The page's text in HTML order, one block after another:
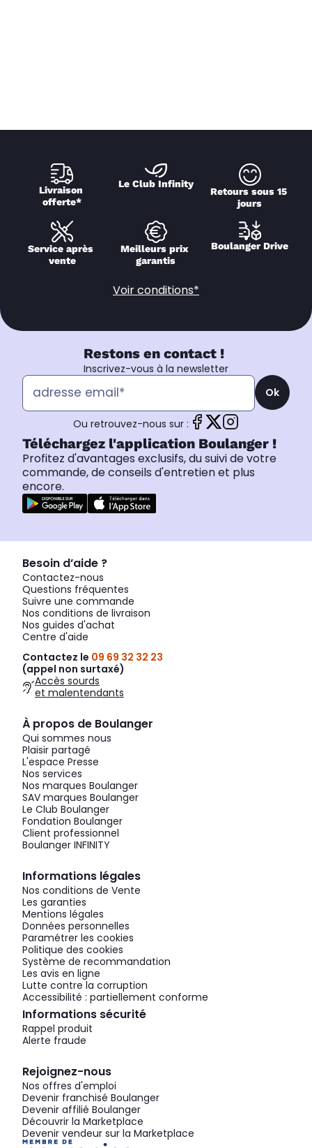
Livraison
offerte*
Le Club Infinity
Retours sous 15
jours
Service après
vente
Meilleurs prix
garantis
Boulanger Drive
Voir conditions*
Restons en contact !
Inscrivez-vous à la newsletter
Ok
Ou retrouvez-nous sur :
Téléchargez l'application Boulanger !
Profitez d'avantages exclusifs, du suivi de votre
commande, de conseils d'entretien et plus
encore.
Besoin d’aide ?
Contactez-nous
Questions fréquentes
Suivre une commande
Nos conditions de livraison
Nos guides d'achat
Centre d'aide
Contactez le 09 69 32 32 23
(appel non surtaxé)
Accès sourds
et malentendants
À propos de Boulanger
Qui sommes nous
Plaisir partagé
L'espace Presse
Nos services
Nos marques Boulanger
SAV marques Boulanger
Le Club Boulanger
Fondation Boulanger
Client professionnel
Boulanger INFINITY
Informations légales
Nos conditions de Vente
Les garanties
Mentions légales
Données personnelles
Paramétrer les cookies
Politique des cookies
Système de recommandation
Les avis en ligne
Lutte contre la corruption
Accessibilité : partiellement conforme
Informations sécurité
Rappel produit
Alerte fraude
Rejoignez-nous
Nos offres d'emploi
Devenir franchisé Boulanger
Devenir affilié Boulanger
Découvrir la Marketplace
Devenir vendeur sur la Marketplace